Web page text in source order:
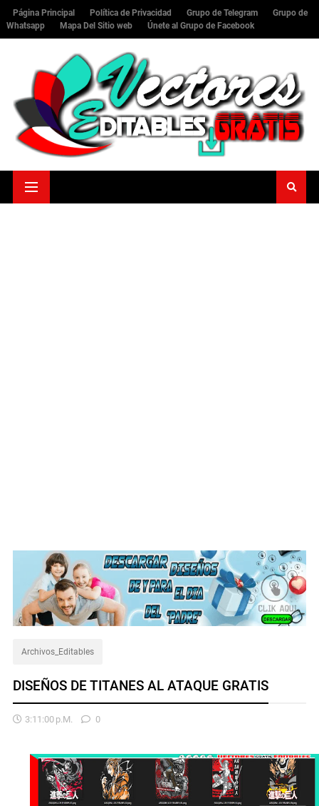
Página Principal Política de Privacidad Grupo de Telegram
Grupo de
Whatsapp
Mapa Del Sitio web Únete al Grupo de Facebook
Archivos_Editables
DISEÑOS DE TITANES AL ATAQUE GRATIS
3:11:00 P.m. 0